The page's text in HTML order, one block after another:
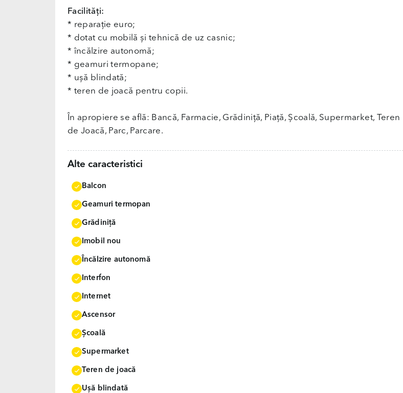
Facilități:
* reparație euro;
* dotat cu mobilă și tehnică de uz casnic;
* încălzire autonomă;
* geamuri termopane;
* ușă blindată;
* teren de joacă pentru copii.
În apropiere se află: Bancă, Farmacie, Grădiniță, Piață, Școală, Supermarket, Teren
de Joacă, Parc, Parcare.
Alte caracteristici
Balcon
Geamuri termopan
Grădiniţă
Imobil nou
Încălzire autonomă
Interfon
Internet
Ascensor
Școală
Supermarket
Teren de joacă
Uşă blindată